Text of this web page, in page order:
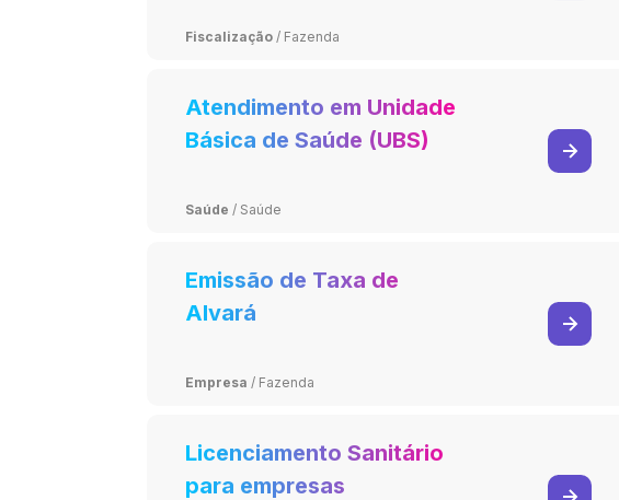
Fiscalização / Fazenda
Atendimento em Unidade
Básica de Saúde (UBS)
Saúde / Saúde
Emissão de Taxa de
Alvará
Empresa / Fazenda
Licenciamento Sanitário
para empresas